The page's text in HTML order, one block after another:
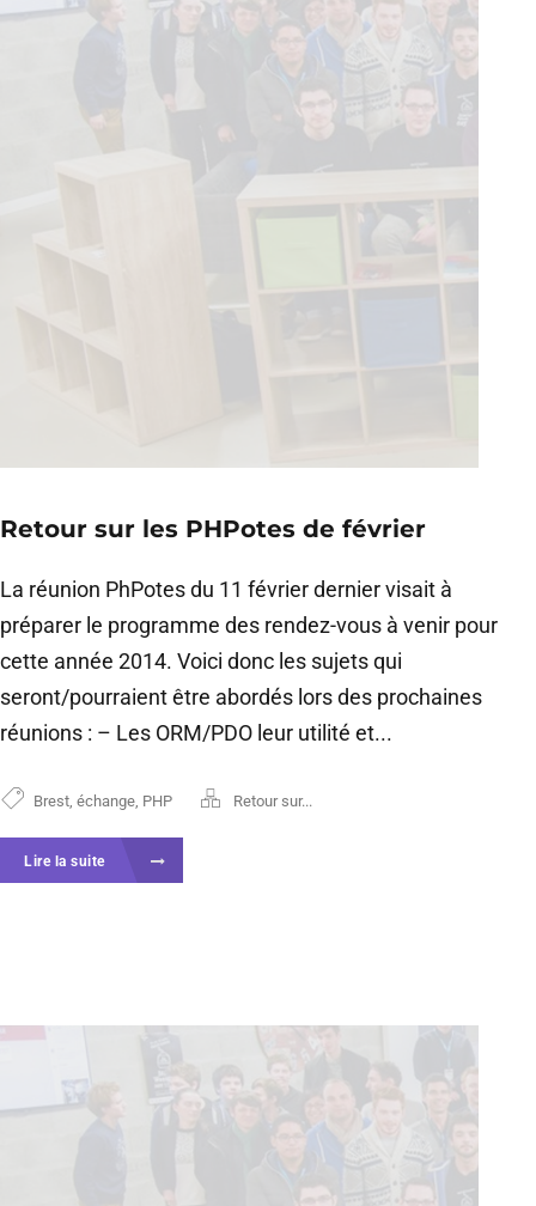
Retour sur les PHPotes de février
La réunion PhPotes du 11 février dernier visait à
préparer le programme des rendez-vous à venir pour
cette année 2014. Voici donc les sujets qui
seront/pourraient être abordés lors des prochaines
réunions : – Les ORM/PDO leur utilité et...
Brest échange PHP Retour sur...
Lire la suite